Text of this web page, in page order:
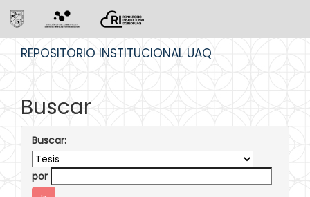
REPOSITORIO INSTITUCIONAL UAQ
Buscar
Buscar:
por